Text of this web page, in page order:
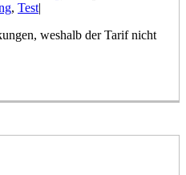
, Test|
weshalb der Tarif nicht